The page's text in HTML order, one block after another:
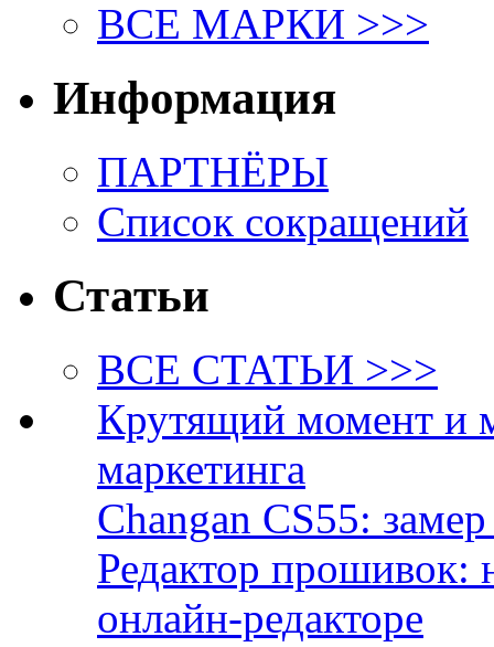
ВСЕ МАРКИ >>>
Информация
ПАРТНЁРЫ
Список сокращений
Статьи
ВСЕ СТАТЬИ >>>
Крутящий момент и
маркетинга
Changan CS55:
Редактор прошивок:
онлайн-редакторе